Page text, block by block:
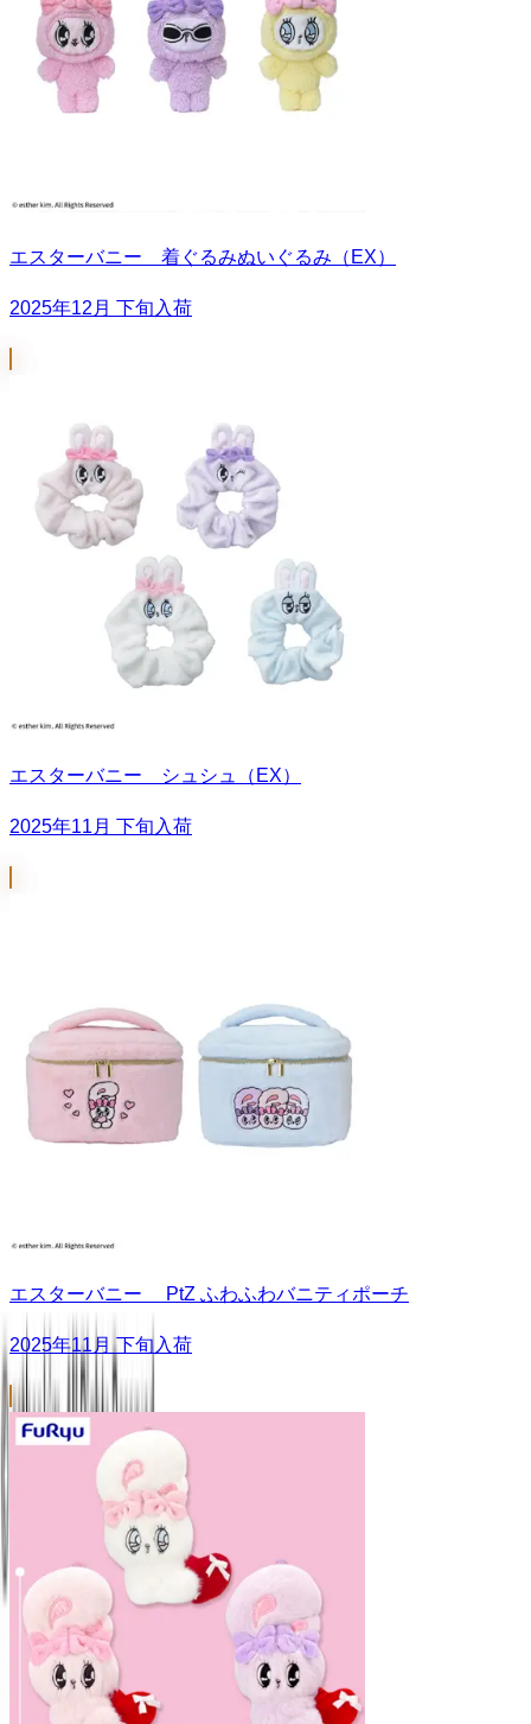
エスターバニー 着ぐるみぬいぐるみ（EX）
2025年12月 下旬入荷
エスターバニー シュシュ（EX）
2025年11月 下旬入荷
エスターバニー PtZ ふわふわバニティポーチ
2025年11月 下旬入荷